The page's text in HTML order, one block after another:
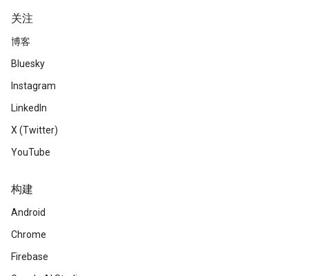
关注
博客
Bluesky
Instagram
LinkedIn
X (Twitter)
YouTube
构建
Android
Chrome
Firebase